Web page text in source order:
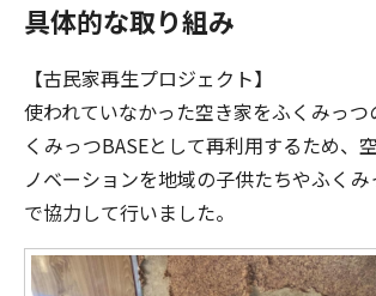
具体的な取り組み
【古民家再生プロジェクト】
使われていなかった空き家をふくみっつ
くみっつBASEとして再利用するため、
ノベーションを地域の子供たちやふく
で協力して行いました。